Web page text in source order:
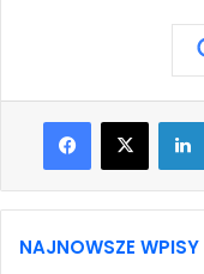
Facebook
X
NAJNOWSZE WPISY